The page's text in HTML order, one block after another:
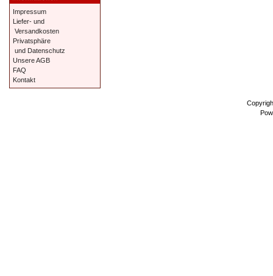
Impressum
Liefer- und
Versandkosten
Privatsphäre
und Datenschutz
Unsere AGB
FAQ
Kontakt